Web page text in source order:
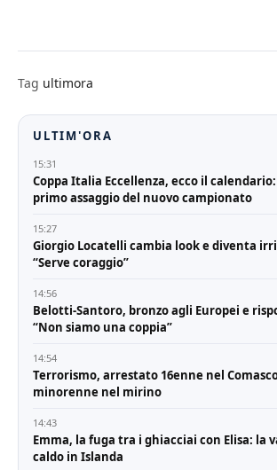
Tag ultimora
ULTIM'ORA
15:31
Coppa Italia Eccellenza, ecco il
primo assaggio del nuovo campionato
15:27
Giorgio Locatelli cambia look e diventa
“Serve coraggio”
14:56
Belotti-Santoro, bronzo agli Europei e
“Non siamo una coppia”
14:54
Terrorismo, arrestato 16enne nel
minorenne nel mirino
14:43
Emma, la fuga tra i ghiacciai con Elisa: la
caldo in Islanda